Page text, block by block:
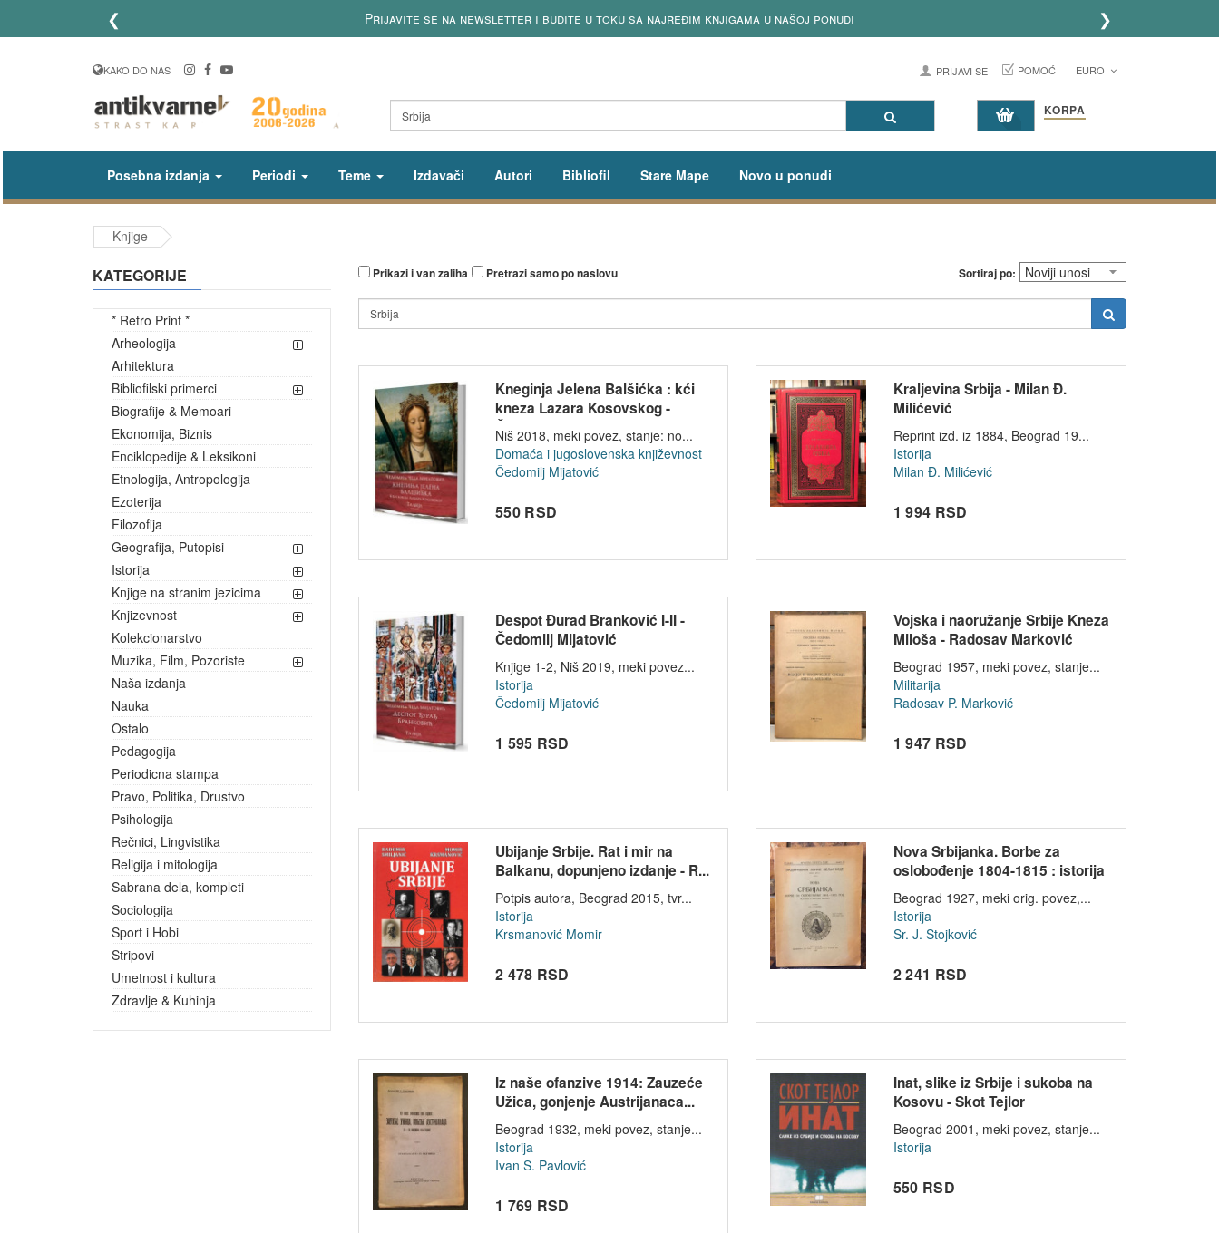
❮ Lično preuzimanje poručenih knjiga od utorka do petka od 13 do 18h ❯
KAKO DO NAS PRIJAVI SE POMOĆ EURO
KORPA
Posebna izdanja Periodi Teme Izdavači Autori Bibliofil Stare Mape Novo u ponudi
Knjige
KATEGORIJE
* Retro Print *
Arheologija
Arhitektura
Bibliofilski primerci
Biografije & Memoari
Ekonomija, Biznis
Enciklopedije & Leksikoni
Etnologija, Antropologija
Ezoterija
Filozofija
Geografija, Putopisi
Istorija
Knjige na stranim jezicima
Knjizevnost
Kolekcionarstvo
Muzika, Film, Pozoriste
Naša izdanja
Nauka
Ostalo
Pedagogija
Periodicna stampa
Pravo, Politika, Drustvo
Psihologija
Rečnici, Lingvistika
Religija i mitologija
Sabrana dela, kompleti
Sociologija
Sport i Hobi
Stripovi
Umetnost i kultura
Zdravlje & Kuhinja
Prikazi i van zaliha Pretrazi samo po naslovu Sortiraj po:
Kneginja Jelena Balšićka : kći
kneza Lazara Kosovskog -
Čedo...
Niš 2018, meki povez, stanje: no...
Domaća i jugoslovenska književnost
Čedomilj Mijatović
550 RSD
Kraljevina Srbija - Milan Đ.
Milićević
Reprint izd. iz 1884, Beograd 19...
Istorija
Milan Đ. Milićević
1 994 RSD
Despot Đurađ Branković I-II -
Čedomilj Mijatović
Knjige 1-2, Niš 2019, meki povez...
Istorija
Čedomilj Mijatović
1 595 RSD
Vojska i naoružanje Srbije Kneza
Miloša - Radosav Marković
Beograd 1957, meki povez, stanje...
Militarija
Radosav P. Marković
1 947 RSD
Ubijanje Srbije. Rat i mir na
Balkanu, dopunjeno izdanje - R...
Potpis autora, Beograd 2015, tvr...
Istorija
Krsmanović Momir
2 478 RSD
Nova Srbijanka. Borbe za
oslobođenje 1804-1815 : istorija
i...
Beograd 1927, meki orig. povez,...
Istorija
Sr. J. Stojković
2 241 RSD
Iz naše ofanzive 1914: Zauzeće
Užica, gonjenje Austrijanaca...
Beograd 1932, meki povez, stanje...
Istorija
Ivan S. Pavlović
1 769 RSD
Inat, slike iz Srbije i sukoba na
Kosovu - Skot Tejlor
Beograd 2001, meki povez, stanje...
Istorija
550 RSD